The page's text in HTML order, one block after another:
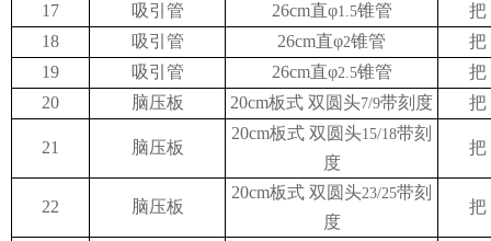
17
吸引管 26cm直φ1.5锥管
把
18
吸引管 26cm直φ2锥管
把
19
吸引管 26cm直φ2.5锥管
把
20
脑压板 20cm板式 双圆头7/9带刻度 把
21 脑压板
20cm板式 双圆头15/18带刻
度
把
22 脑压板
20cm板式 双圆头23/25带刻
度
把